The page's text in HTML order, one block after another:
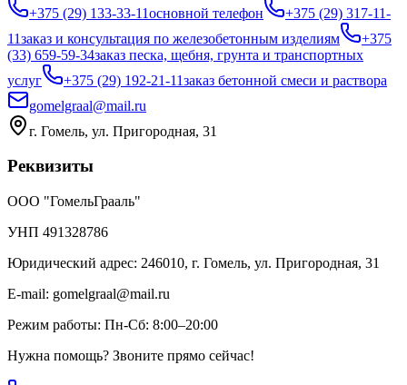
+375 (29) 133-33-11основной телефон
+375 (29) 317-11-
11заказ и консультация по железобетонным изделиям
+375
(33) 659-59-34заказ песка, щебня, грунта и транспортных
услуг
+375 (29) 192-21-11заказ бетонной смеси и раствора
gomelgraal@mail.ru
г. Гомель, ул. Пригородная, 31
Реквизиты
ООО "ГомельГрааль"
УНП 491328786
Юридический адрес: 246010, г. Гомель, ул. Пригородная, 31
E-mail: gomelgraal@mail.ru
Режим работы: Пн-Сб: 8:00–20:00
Нужна помощь? Звоните прямо сейчас!